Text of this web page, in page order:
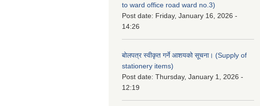
to ward office road ward no.3)
Post date: Friday, January 16, 2026 -
14:26
बोलपत्र स्वीकृत गर्ने आशयको सूचना। (Supply of
stationery items)
Post date: Thursday, January 1, 2026 -
12:19